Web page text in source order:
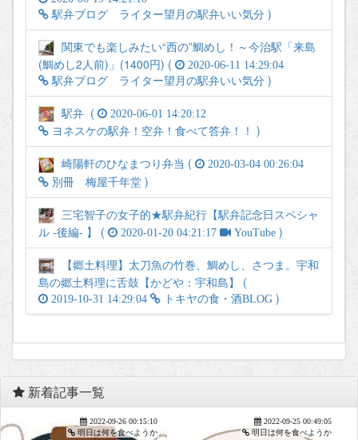
駅弁ブログ ライター望月の駅弁いい気分 )
関東でも楽しみたい“西の”鯛めし！～今治駅「来島
(鯛めし2人前)」(1400円) (
2020-06-11 14:29:04
駅弁ブログ ライター望月の駅弁いい気分 )
駅弁 (
2020-06-01 14:20:12
ヨネスケの駅弁！空弁！食べて答弁！！
)
崎陽軒のひなまつり弁当 (
2020-03-04 00:26:04
別冊 梅屋千年堂 )
三宅智子の女子的★駅弁紀行【駅弁記念日スペシャ
ル -後編- 】 (
2020-01-20 04:21:17 YouTube )
【郷土料理】太刀魚の竹巻、鯛めし、さつま。宇和
島の郷土料理に舌鼓【かどや：宇和島】 (
2019-10-31 14:29:04 トキヤの食・酒BLOG )
新着記事一覧
2022-09-26 00:15:10
明日は何を食べようか
2022-09-25 00:49:05
明日は何を食べようか